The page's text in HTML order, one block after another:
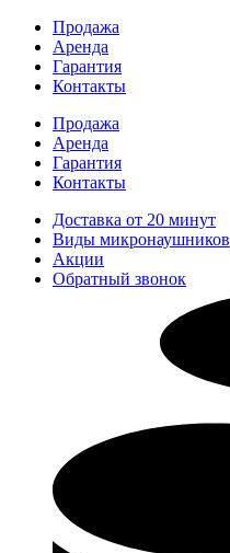
Перейти
содержимому
Продажа
Аренда
Гарантия
Контакты
Продажа
Аренда
Гарантия
Контакты
Доставка от 20 минут
Виды микронаушников
Акции
Обратный звонок